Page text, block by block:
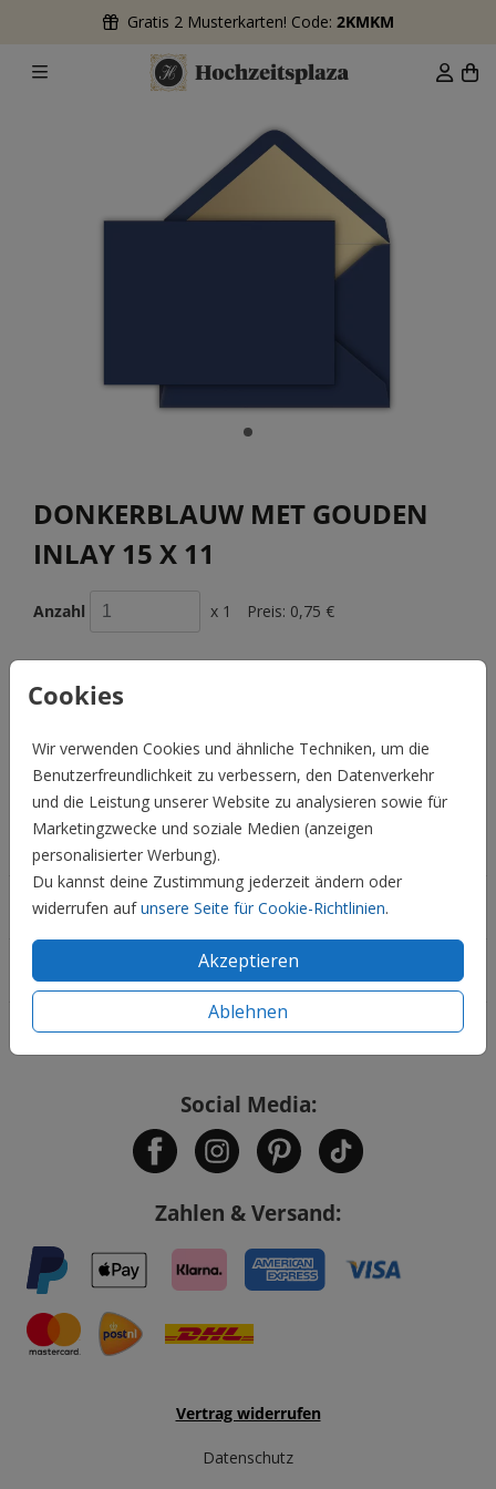
Gratis 2 Musterkarten! Code: 2KMKM
Cookies
Wir verwenden Cookies und ähnliche Techniken, um die
Benutzerfreundlichkeit zu verbessern, den Datenverkehr
und die Leistung unserer Website zu analysieren sowie für
Marketingzwecke und soziale Medien (anzeigen
personalisierter Werbung).
Du kannst deine Zustimmung jederzeit ändern oder
widerrufen aufunsere Seite für Cookie-Richtlinien.
Akzeptieren
Ablehnen
DONKERBLAUW MET GOUDEN
INLAY 15 X 11
Anzahl x 1 Preis: 0,75 €
Donkerblauw met gouden inlay 15 x 11
Preis:0,75 € für 1
Hochzeit
Familie & Feiertage
Informationen
Service
Social Media:
Zahlen & Versand:
Vertrag widerrufen
Datenschutz